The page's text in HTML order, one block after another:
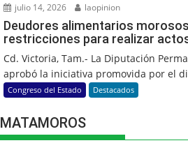
julio 14, 2026 laopinion
Deudores alimentarios
restricciones para realizar
Cd. Victoria, Tam.- La Diputación
aprobó la iniciativa promovida por el
Congreso del Estado Destacados
MATAMOROS